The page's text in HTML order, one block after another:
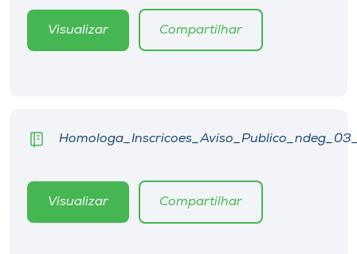
Visualizar Compartilhar
Visualizar Compartilhar